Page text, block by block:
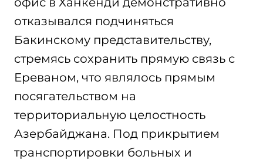
отказывался подчиняться
Бакинскому представительству,
стремясь сохранить прямую связь с
Ереваном, что являлось прямым
посягательством на
территориальную целостность
Азербайджана. Под прикрытием
транспортировки больных и